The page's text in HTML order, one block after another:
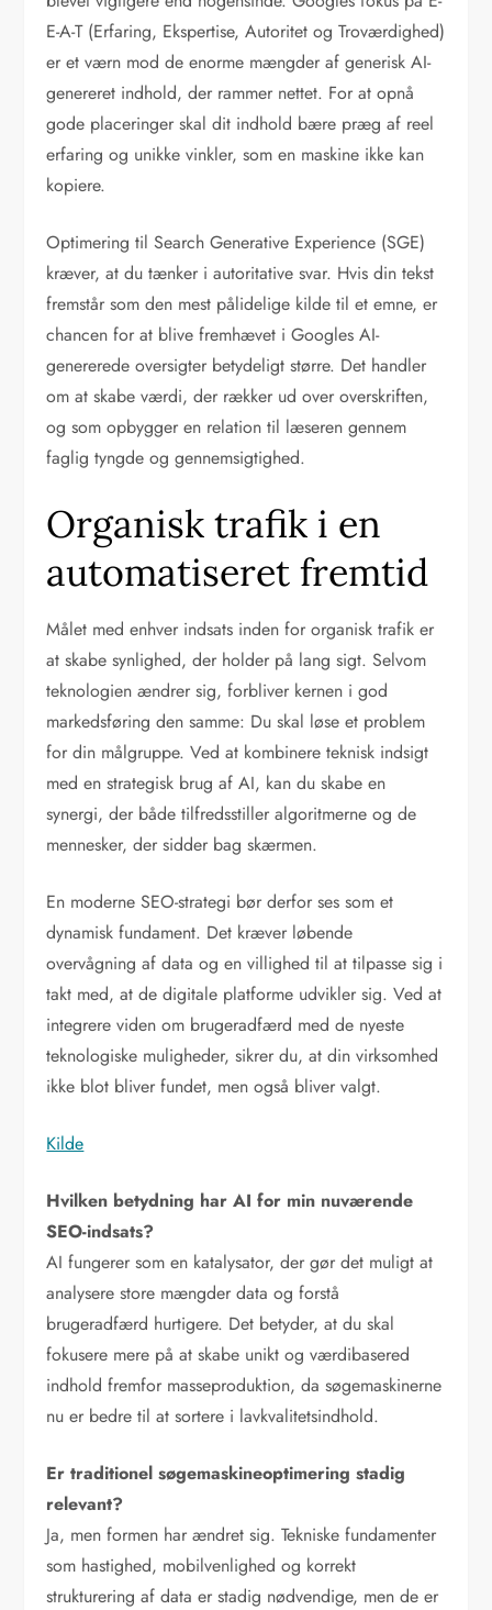
E-A-T (Erfaring, Ekspertise, Autoritet og Troværdighed)
er et værn mod de enorme mængder af generisk AI-
genereret indhold, der rammer nettet. For at opnå
gode placeringer skal dit indhold bære præg af reel
erfaring og unikke vinkler, som en maskine ikke kan
kopiere.
Optimering til Search Generative Experience (SGE)
kræver, at du tænker i autoritative svar. Hvis din tekst
fremstår som den mest pålidelige kilde til et emne, er
chancen for at blive fremhævet i Googles AI-
genererede oversigter betydeligt større. Det handler
om at skabe værdi, der rækker ud over overskriften,
og som opbygger en relation til læseren gennem
faglig tyngde og gennemsigtighed.
Organisk trafik i en
automatiseret fremtid
Målet med enhver indsats inden for organisk trafik er
at skabe synlighed, der holder på lang sigt. Selvom
teknologien ændrer sig, forbliver kernen i god
markedsføring den samme: Du skal løse et problem
for din målgruppe. Ved at kombinere teknisk indsigt
med en strategisk brug af AI, kan du skabe en
synergi, der både tilfredsstiller algoritmerne og de
mennesker, der sidder bag skærmen.
En moderne SEO-strategi bør derfor ses som et
dynamisk fundament. Det kræver løbende
overvågning af data og en villighed til at tilpasse sig i
takt med, at de digitale platforme udvikler sig. Ved at
integrere viden om brugeradfærd med de nyeste
teknologiske muligheder, sikrer du, at din virksomhed
ikke blot bliver fundet, men også bliver valgt.
Kilde
Hvilken betydning har AI for min nuværende
SEO-indsats?
AI fungerer som en katalysator, der gør det muligt at
analysere store mængder data og forstå
brugeradfærd hurtigere. Det betyder, at du skal
fokusere mere på at skabe unikt og værdibasered
indhold fremfor masseproduktion, da søgemaskinerne
nu er bedre til at sortere i lavkvalitetsindhold.
Er traditionel søgemaskineoptimering stadig
relevant?
Ja, men formen har ændret sig. Tekniske fundamenter
som hastighed, mobilvenlighed og korrekt
strukturering af data er stadig nødvendige, men de er